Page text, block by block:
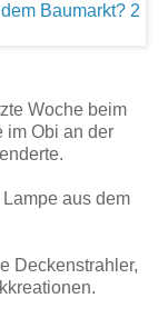
Woche beim
im Obi an der
aus dem
Deckenstrahler,